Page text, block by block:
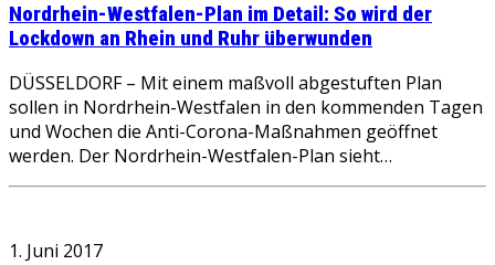
Nordrhein-Westfalen-Plan im Detail: So wird der
Lockdown an Rhein und Ruhr überwunden
DÜSSELDORF – Mit einem maßvoll abgestuften Plan
sollen in Nordrhein-Westfalen in den kommenden Tagen
und Wochen die Anti-Corona-Maßnahmen geöffnet
werden. Der Nordrhein-Westfalen-Plan sieht…
1. Juni 2017